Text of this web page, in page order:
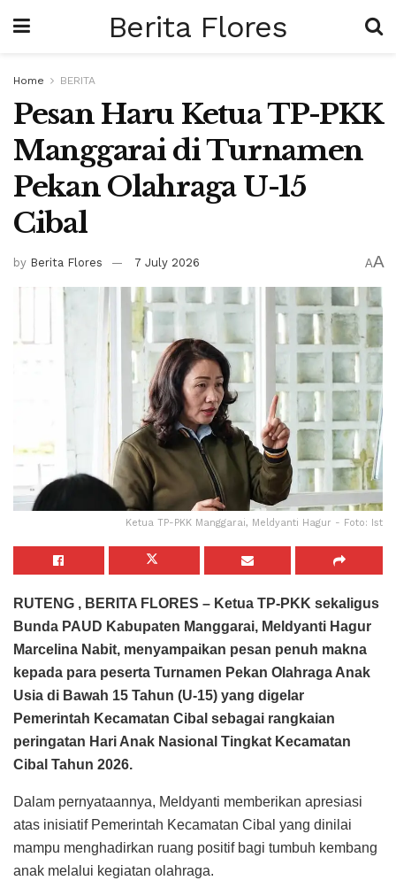
Berita Flores
Home BERITA
Pesan Haru Ketua TP-PKK
Manggarai di Turnamen
Pekan Olahraga U-15
Cibal
by Berita Flores 7 July 2026 AA
Ketua TP-PKK Manggarai, Meldyanti Hagur - Foto: Ist
RUTENG , BERITA FLORES – Ketua TP-PKK sekaligus
Bunda PAUD Kabupaten Manggarai, Meldyanti Hagur
Marcelina Nabit, menyampaikan pesan penuh makna
kepada para peserta Turnamen Pekan Olahraga Anak
Usia di Bawah 15 Tahun (U-15) yang digelar
Pemerintah Kecamatan Cibal sebagai rangkaian
peringatan Hari Anak Nasional Tingkat Kecamatan
Cibal Tahun 2026.
Dalam pernyataannya, Meldyanti memberikan apresiasi
atas inisiatif Pemerintah Kecamatan Cibal yang dinilai
mampu menghadirkan ruang positif bagi tumbuh kembang
anak melalui kegiatan olahraga.